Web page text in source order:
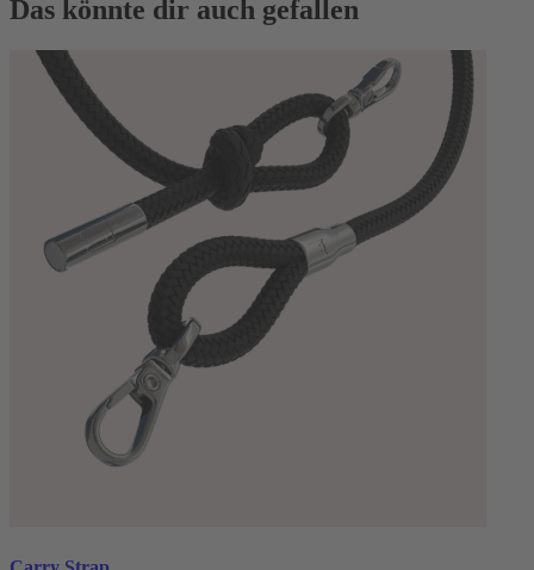
Das könnte dir auch gefallen